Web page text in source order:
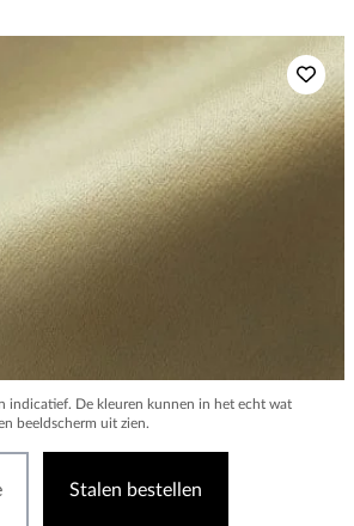
indicatief. De kleuren kunnen in het echt wat
beeldscherm uit zien.
Stalen bestellen